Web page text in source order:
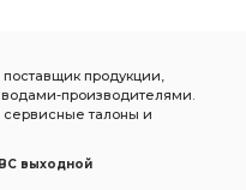
продукции,
производителями.
талоны и
выходной